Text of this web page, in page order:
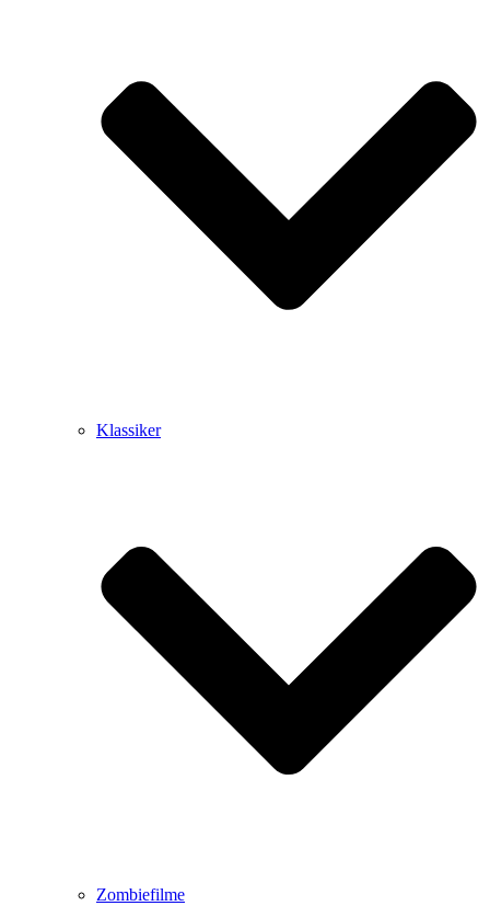
Klassiker
Zombiefilme